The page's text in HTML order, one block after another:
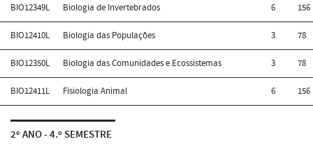
BIO12349L Biologia de Invertebrados 6 156
BIO12410L Biologia das Populações 3 78
BIO12350L Biologia das Comunidades e Ecossistemas 3 78
BIO12411L Fisiologia Animal 6 156
2º ANO - 4.º SEMESTRE